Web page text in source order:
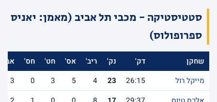
סטטיסטיקה - מכבי תל אביב (מאמן: יאניס
ספרופולוס)
שחקן דק' נק' ריב' אס' חט' חס'
אב'
מייקל רול
26:15
23
4
5
3
0
3